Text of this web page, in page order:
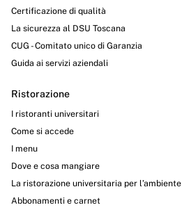
Certificazione di qualità
La sicurezza al DSU Toscana
CUG - Comitato unico di Garanzia
Guida ai servizi aziendali
Ristorazione
I ristoranti universitari
Come si accede
I menu
Dove e cosa mangiare
La ristorazione universitaria per l’ambiente
Abbonamenti e carnet